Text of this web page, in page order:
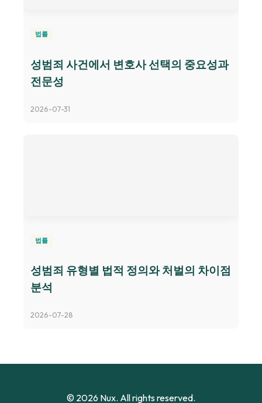
법률
성범죄 사건에서 변호사 선택의 중요성과
전문성
2026-07-31
법률
성범죄 유형별 법적 정의와 처벌의 차이점
분석
2026-07-28
© 2026 Nux. All rights reserved.